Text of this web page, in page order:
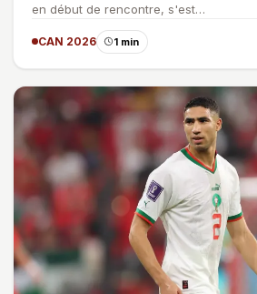
en début de rencontre, s'est…
CAN 2026 1 min